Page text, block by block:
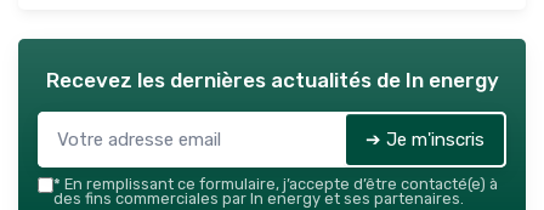
Recevez les dernières actualités de In energy
➔ Je m'inscris
* En remplissant ce formulaire, j’accepte d’être contacté(e) à
des fins commerciales par In energy et ses partenaires.